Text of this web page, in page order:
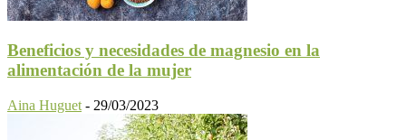
Beneficios y necesidades de magnesio en la
alimentación de la mujer
Aina Huguet - 29/03/2023